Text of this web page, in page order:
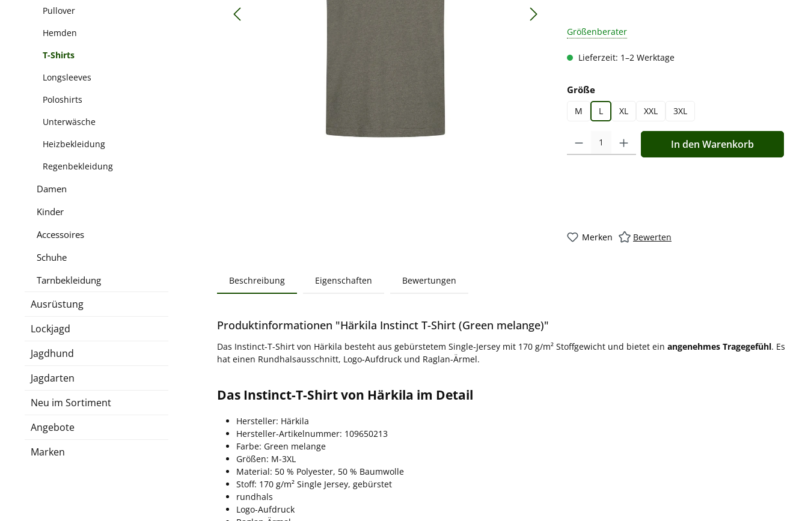
Pullover
Hemden
T-Shirts
Longsleeves
Poloshirts
Unterwäsche
Heizbekleidung
Regenbekleidung
Damen
Kinder
Accessoires
Schuhe
Tarnbekleidung
Ausrüstung
Lockjagd
Jagdhund
Jagdarten
Neu im Sortiment
Angebote
Marken
Größenberater
Lieferzeit: 1–2 Werktage
Größeauswählen
M L XL XXL 3XL
Produkt Anzahl: Gib den gewünschten Wert ein oder
In den Warenkorb
Merken Bewerten
Beschreibung Eigenschaften Bewertungen
Produktinformationen "Härkila Instinct T-Shirt (Green melange)"
Das Instinct-T-Shirt von Härkila besteht aus gebürstetem Single-Jersey mit 170 g/m² Stoffgewicht und bietet ein angenehmes Tragegefühl. Es
hat einen Rundhalsausschnitt, Logo-Aufdruck und Raglan-Ärmel.
Das Instinct-T-Shirt von Härkila im Detail
Hersteller: Härkila
Hersteller-Artikelnummer: 109650213
Farbe: Green melange
Größen: M-3XL
Material: 50 % Polyester, 50 % Baumwolle
Stoff: 170 g/m² Single Jersey, gebürstet
rundhals
Logo-Aufdruck